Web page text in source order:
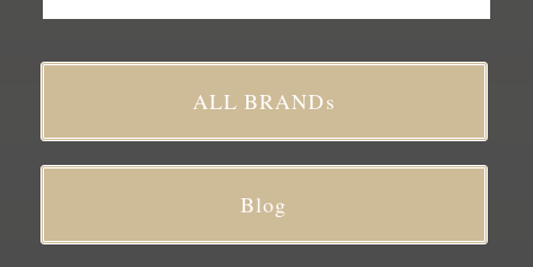
ALL BRANDs
Blog